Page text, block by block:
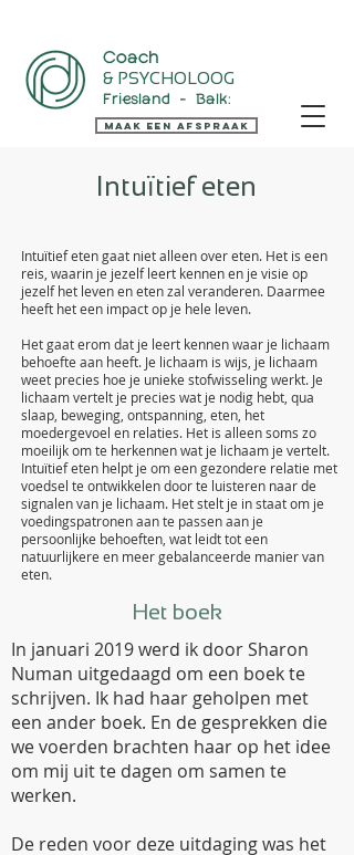
Coach
& PSYCHOLOOG
Friesland - Balk:
Maak een Afspraak
Intuïtief eten
Intuïtief eten gaat niet alleen over eten. Het is een
reis, waarin je jezelf leert kennen en je visie op
jezelf het leven en eten zal veranderen. Daarmee
heeft het een impact op je hele leven.
Het gaat erom dat je leert kennen waar je lichaam
behoefte aan heeft. Je lichaam is wijs, je lichaam
weet precies hoe je unieke stofwisseling werkt. Je
lichaam vertelt je precies wat je nodig hebt, qua
slaap, beweging, ontspanning, eten, het
moedergevoel en relaties. Het is alleen soms zo
moeilijk om te herkennen wat je lichaam je vertelt.​
Intuïtief eten helpt je om een gezondere relatie met
voedsel te ontwikkelen door te luisteren naar de
signalen van je lichaam. Het stelt je in staat om je
voedingspatronen aan te passen aan je
persoonlijke behoeften, wat leidt tot een
natuurlijkere en meer gebalanceerde manier van
eten.
Het boek
In januari 2019 werd ik door Sharon
Numan uitgedaagd om een boek te
schrijven. Ik had haar geholpen met
een ander boek. En de gesprekken die
we voerden brachten haar op het idee
om mij uit te dagen om samen te
werken.
De reden voor deze uitdaging was het